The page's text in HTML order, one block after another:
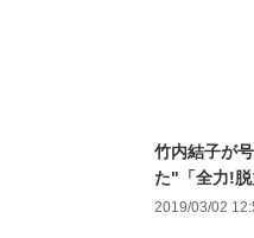
竹内結子が
た"「全力!
2019/03/02